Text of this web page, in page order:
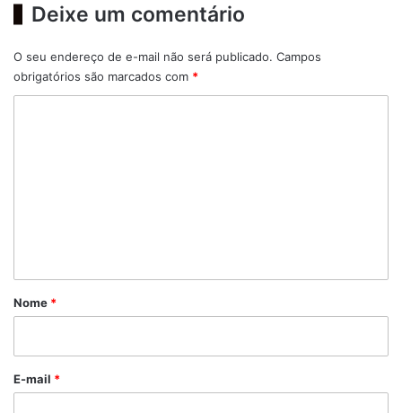
Deixe um comentário
O seu endereço de e-mail não será publicado. Campos
obrigatórios são marcados com *
r
*
Nome *
E-mail *